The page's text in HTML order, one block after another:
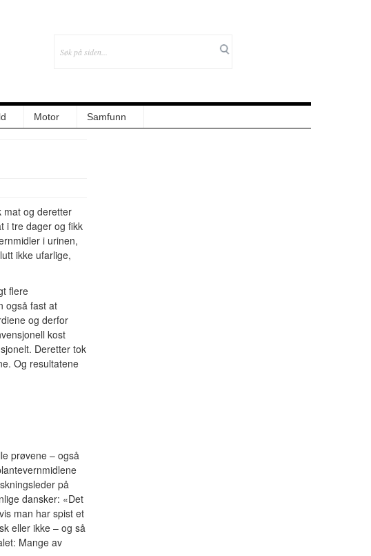
Motor Samfunn
mat og deretter
i tre dager og fikk
i urinen,
ikke ufarlige,
flere
også fast at
og derfor
kost
Deretter tok
Og resultatene
prøvene – også
på
dansker: «Det
man har spist et
eller ikke – og så
Mange av